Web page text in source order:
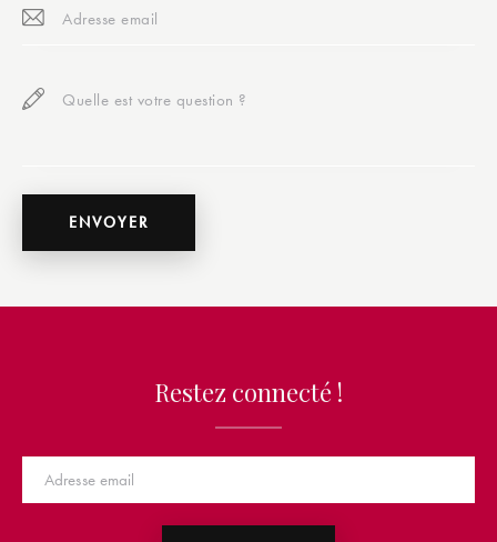
Restez connecté !